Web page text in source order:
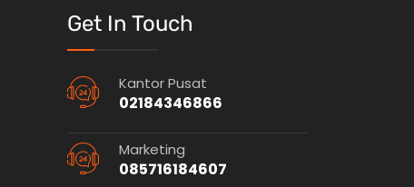
Get In Touch
Kantor Pusat
02184346866
Marketing
085716184607